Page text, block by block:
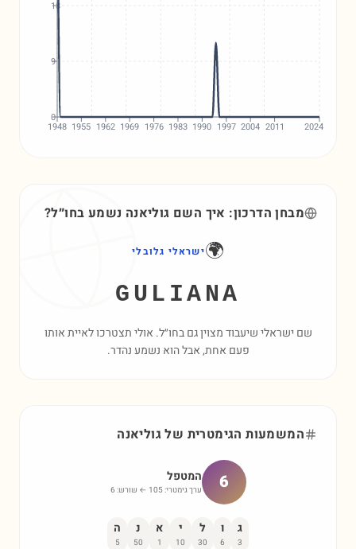
1948 1955 1962 1969 1976 1983 1990 1997 2004 2011 2024
0
9
18
מבחן הדרכון: איך השם גוליאנה נשמע בחו״ל?
🌍ישראלי גלובלי
GULIANA
שם ישראלי שיעבוד מצוין גם בחו״ל. אולי תצטרכו לאיית אותו
פעם אחת, אבל הוא נשמע נהדר.
המשמעות הגימטרית שלגוליאנה
6 המטפל
ערך גימטרי: 105 ← שורש: 6
ג
3
ו
6
ל
30
י
10
א
1
נ
50
ה
5